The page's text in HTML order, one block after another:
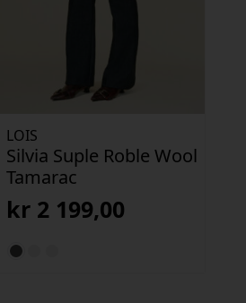
LOIS
Silvia Suple Roble Wool
Tamarac
kr 2 199,00